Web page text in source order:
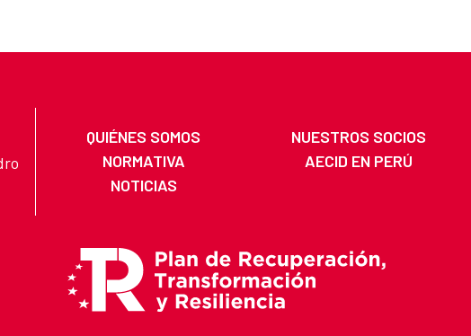
QUIÉNES SOMOS NUESTROS SOCIOS
NORMATIVA
AECID EN PERÚ
NOTICIAS